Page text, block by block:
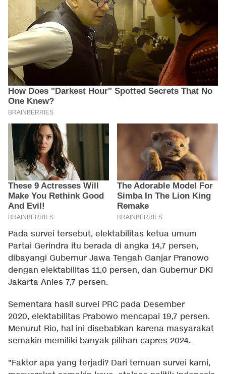
Pada survei tersebut, elektabilitas ketua umum
Partai Gerindra itu berada di angka 14,7 persen,
dibayangi Gubernur Jawa Tengah Ganjar Pranowo
dengan elektabilitas 11,0 persen, dan Gubernur DKI
Jakarta Anies 7,7 persen.
Sementara hasil survei PRC pada Desember
2020, elektabilitas Prabowo mencapai 19,7 persen.
Menurut Rio, hal ini disebabkan karena masyarakat
semakin memiliki banyak pilihan capres 2024.
"Faktor apa yang terjadi? Dari temuan survei kami,